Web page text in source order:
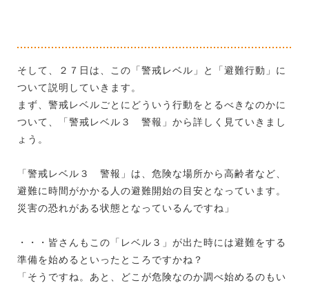
そして、２７日は、この「警戒レベル」と「避難行動」に
ついて説明していきます。
まず、警戒レベルごとにどういう行動をとるべきなのかに
ついて、「警戒レベル３ 警報」から詳しく見ていきまし
ょう。
「警戒レベル３ 警報」は、危険な場所から高齢者など、
避難に時間がかかる人の避難開始の目安となっています。
災害の恐れがある状態となっているんですね」
・・・皆さんもこの「レベル３」が出た時には避難をする
準備を始めるといったところですかね？
「そうですね。あと、どこが危険なのか調べ始めるのもい